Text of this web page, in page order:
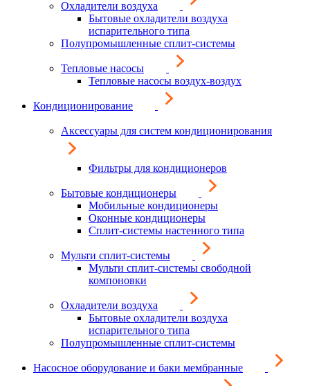
Охладители воздуха
Бытовые охладители воздуха
испарительного типа
Полупромышленные сплит-системы
Тепловые насосы
Тепловые насосы воздух-воздух
Кондиционирование
Аксессуары для систем кондиционирования
Фильтры для кондиционеров
Бытовые кондиционеры
Мобильные кондиционеры
Оконные кондиционеры
Сплит-системы настенного типа
Мульти сплит-системы
Мульти сплит-системы свободной
компоновки
Охладители воздуха
Бытовые охладители воздуха
испарительного типа
Полупромышленные сплит-системы
Насосное оборудование и баки мембранные